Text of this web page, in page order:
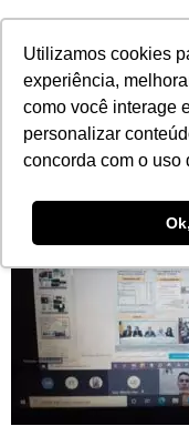
Utilizamos cookies
experiência,
como você interage
personalizar
concorda com o uso
image-2